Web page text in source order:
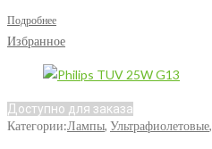
Подробнее
Избранное
Доступно для заказа
Категории:Лампы, Ультрафиолетовые,